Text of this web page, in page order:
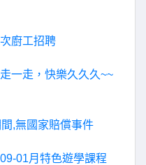
廚工招聘
一走，快樂久久久~~
,無國家賠償事件
01月特色遊學課程